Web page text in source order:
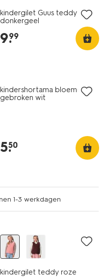
kindergilet Guus teddy
donkergeel
9.
99
kindershortama bloemen
gebroken wit
5.
50
1-3 werkdagen
kindergilet teddy roze